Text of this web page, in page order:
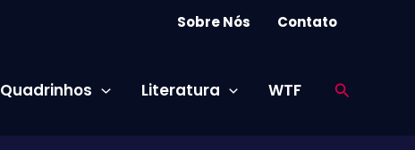
Sobre Nós Contato
Quadrinhos Literatura WTF Pesquisar